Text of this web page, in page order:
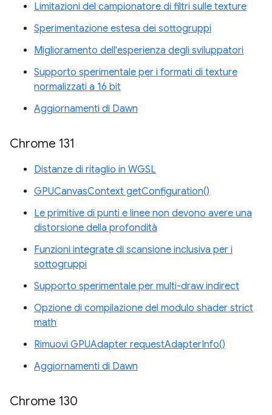
Limitazioni del campionatore di filtri sulle texture
Sperimentazione estesa dei sottogruppi
Miglioramento dell'esperienza degli sviluppatori
Supporto sperimentale per i formati di texture
normalizzati a 16 bit
Aggiornamenti di Dawn
Chrome 131
Distanze di ritaglio in WGSL
GPUCanvasContext getConfiguration()
Le primitive di punti e linee non devono avere una
distorsione della profondità
Funzioni integrate di scansione inclusiva per i
sottogruppi
Supporto sperimentale per multi-draw indirect
Opzione di compilazione del modulo shader strict
math
Rimuovi GPUAdapter requestAdapterInfo()
Aggiornamenti di Dawn
Chrome 130